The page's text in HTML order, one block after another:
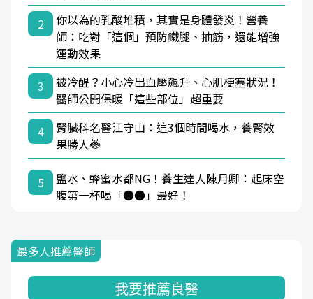
2
你以為的乳酸堆積，其實是身體發炎！營養
師：吃對「這個」預防鐵腿、抽筋，還能增強
運動效果
3
被冷醒？小心冷出血壓飆升、心肌梗塞狀況！
醫師公開保暖「這些部位」超重要
4
腎臟科名醫江守山：這3個時間喝水，養腎效
果勝人蔘
5
鹽水、蜂蜜水都NG！養生達人陳月卿：起床空
腹第一杯喝「●●」最好！
最多人推薦醫師
我要推薦良醫